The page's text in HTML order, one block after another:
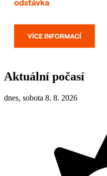
Aktuální počasí
dnes, sobota 8. 8. 2026